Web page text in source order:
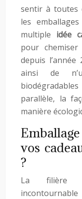
sentir à toutes
les
multiple idée
pour
depuis l’année
ainsi de
parallèle, la
manière
vos
?
La filière